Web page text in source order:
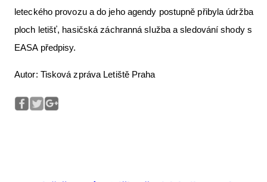
leteckého provozu a do jeho agendy postupně přibyla údržba
ploch letišť, hasičská záchranná služba a sledování shody s
EASA předpisy.
Autor: Tisková zpráva Letiště Praha